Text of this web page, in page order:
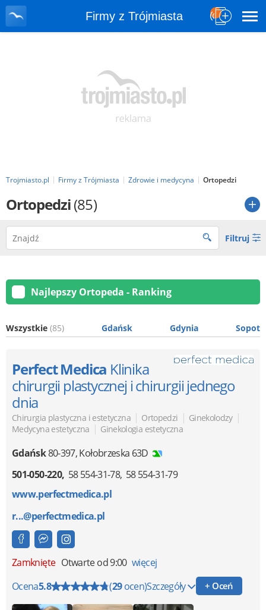
Firmy z Trójmiasta
Trojmiasto.pl Firmy z Trójmiasta Zdrowie i medycyna Ortopedzi
Ortopedzi(85)
Filtruj
Najlepszy Ortopeda - Ranking
Wszystkie (85) Gdańsk Gdynia Sopot
Perfect Medica Klinika
chirurgii plastycznej i chirurgii jednego
dnia
Chirurgia plastyczna i estetyczna | Ortopedzi | Ginekolodzy |
Medycyna estetyczna | Ginekologia estetyczna
Gdańsk80-397,Kołobrzeska 63D
501-050-220 58 554-31-78 58 554-31-79
www.perfectmedica.pl
r...@perfectmedica.pl
Zamknięte Otwarte od 9:00 więcej
Ocena5.8 (29ocen)Szczegóły + Oceń